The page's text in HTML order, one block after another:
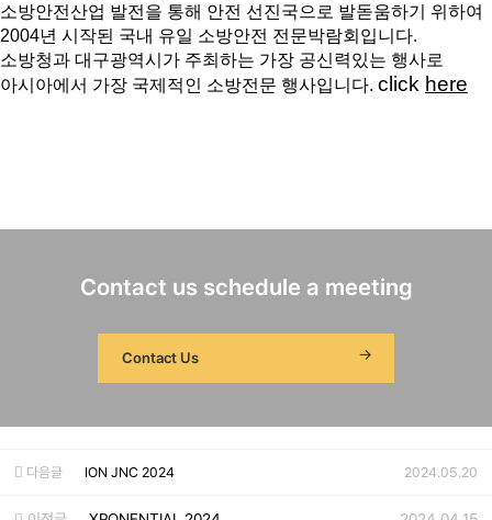
소방안전산업 발전을 통해 안전 선진국으로 발돋움하기 위하여
2004년 시작된 국내 유일 소방안전 전문박람회입니다.
소방청과 대구광역시가 주최하는 가장 공신력있는 행사로
아시아에서 가장 국제적인 소방전문 행사입니다. click here
Contact us schedule a meeting
Contact Us
다음글 ION JNC 2024 2024.05.20